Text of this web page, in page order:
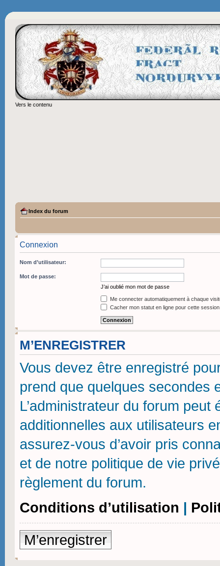
Vers le contenu
Index du forum
Connexion
Nom d’utilisateur:
Mot de passe:
J’ai oublié mon mot de passe
Me connecter automatiquement à chaque
Cacher mon statut en ligne pour cette session
M’ENREGISTRER
Vous devez être enregistré
prend que quelques secondes
L’administrateur du forum
additionnelles aux utilisateurs
assurez-vous d’avoir pris
et de notre politique de vie
règlement du forum.
Conditions d’utilisation |
M’enregistrer